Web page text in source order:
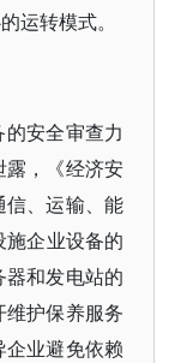
运转模式。
安全审查力
，《经济安
、运输、能
企业设备的
和发电站的
护保养服务
业避免依赖